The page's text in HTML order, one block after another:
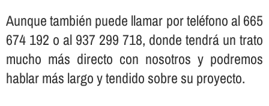
Aunque también puede llamar por teléfono al 665
674 192 o al 937 299 718, donde tendrá un trato
mucho más directo con nosotros y podremos
hablar más largo y tendido sobre su proyecto.